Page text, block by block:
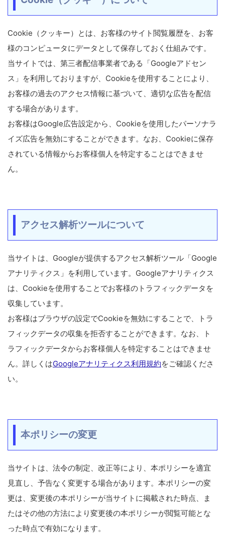
Cookie（クッキー）とは、お客様のサイト閲覧履歴を、お客
様のコンピュータにデータとして保存しておく仕組みです。
当サイトでは、第三者配信事業者である「Googleアドセン
ス」を利用しておりますが、Cookieを使用することにより、
お客様の過去のアクセス情報に基づいて、適切な広告を配信
する場合があります。
お客様はGoogle広告設定から、Cookieを使用したパーソナラ
イズ広告を無効にすることができます。なお、Cookieに保存
されている情報からお客様個人を特定することはできませ
ん。
アクセス解析ツールについて
当サイトは、Googleが提供するアクセス解析ツール「Google
アナリティクス」を利用しています。Googleアナリティクス
は、Cookieを使用することでお客様のトラフィックデータを
収集しています。
お客様はブラウザの設定でCookieを無効にすることで、トラ
フィックデータの収集を拒否することができます。なお、ト
ラフィックデータからお客様個人を特定することはできませ
ん。詳しくはGoogleアナリティクス利用規約をご確認くださ
い。
本ポリシーの変更
当サイトは、法令の制定、改正等により、本ポリシーを適宜
見直し、予告なく変更する場合があります。本ポリシーの変
更は、変更後の本ポリシーが当サイトに掲載された時点、ま
たはその他の方法により変更後の本ポリシーが閲覧可能とな
った時点で有効になります。